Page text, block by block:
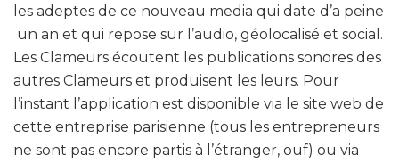
les adeptes de ce nouveau media qui date d’a peine
un an et qui repose sur l’audio, géolocalisé et social.
Les Clameurs écoutent les publications sonores des
autres Clameurs et produisent les leurs. Pour
l’instant l’application est disponible via le site web de
cette entreprise parisienne (tous les entrepreneurs
ne sont pas encore partis à l’étranger, ouf) ou via